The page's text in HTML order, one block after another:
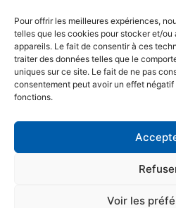
Pour offrir les meilleures expériences,
telles que les cookies pour stocker et/
appareils. Le fait de consentir à ces
traiter des données telles que le
uniques sur ce site. Le fait de ne pas
consentement peut avoir un effet
fonctions.
Voir les
13, rue de la
Maxéville